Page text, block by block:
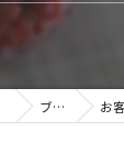
ブログ お客